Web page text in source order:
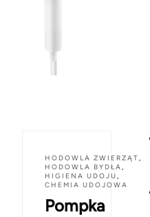
HODOWLA ZWIERZĄT,
HODOWLA BYDŁA,
HIGIENA UDOJU,
CHEMIA UDOJOWA
Pompka